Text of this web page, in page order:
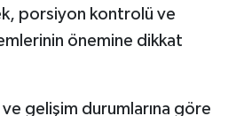
porsiyon kontrolü ve
önemine dikkat
ve gelişim durumlarına göre